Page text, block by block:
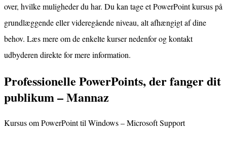
over, hvilke muligheder du har. Du kan tage et PowerPoint kursus på
grundlæggende eller videregående niveau, alt afhængigt af dine
behov. Læs mere om de enkelte kurser nedenfor og kontakt
udbyderen direkte for mere information.
Professionelle PowerPoints, der fanger dit
publikum – Mannaz
Kursus om PowerPoint til Windows – Microsoft Support